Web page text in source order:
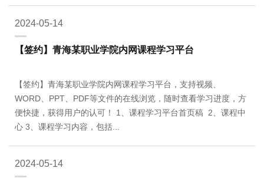
2024-05-14
【签约】青海某职业学院内网课程学习平台
【签约】青海某职业学院内网课程学习平台，支持视频、
WORD、PPT、PDF等文件的在线浏览，随时查看学习进度，方
便快捷，获得用户的认可！ 1、课程学习平台首页稿 2、课程中
心 3、课程学习内容，包括...
2024-05-14